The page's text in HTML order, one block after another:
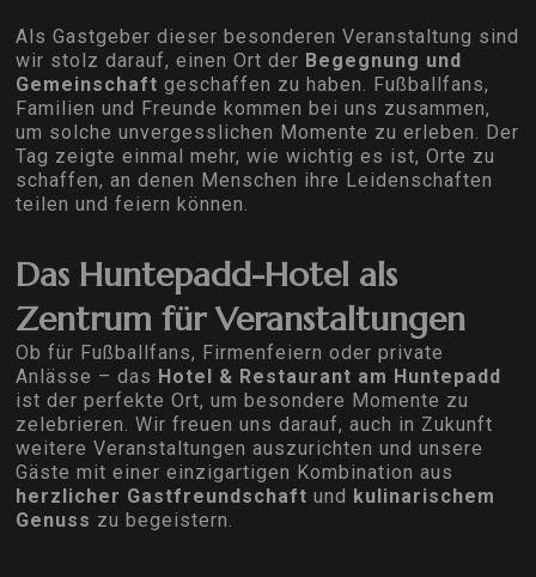
Als Gastgeber dieser besonderen Veranstaltung sind
wir stolz darauf, einen Ort der Begegnung und
Gemeinschaft geschaffen zu haben. Fußballfans,
Familien und Freunde kommen bei uns zusammen,
um solche unvergesslichen Momente zu erleben. Der
Tag zeigte einmal mehr, wie wichtig es ist, Orte zu
schaffen, an denen Menschen ihre Leidenschaften
teilen und feiern können.
Das Huntepadd-Hotel als
Zentrum für Veranstaltungen
Ob für Fußballfans, Firmenfeiern oder private
Anlässe – das Hotel & Restaurant am Huntepadd
ist der perfekte Ort, um besondere Momente zu
zelebrieren. Wir freuen uns darauf, auch in Zukunft
weitere Veranstaltungen auszurichten und unsere
Gäste mit einer einzigartigen Kombination aus
herzlicher Gastfreundschaft und kulinarischem
Genuss zu begeistern.